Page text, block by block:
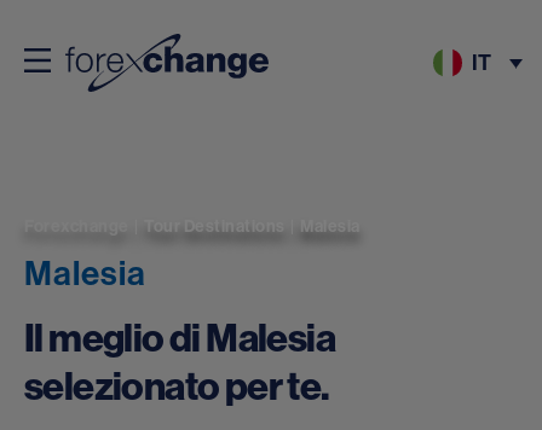
IT
Tour Destinations Malesia
Malesia
Il meglio di Malesia
selezionato per te.